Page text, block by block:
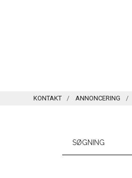
KONTAKT ANNONCERING